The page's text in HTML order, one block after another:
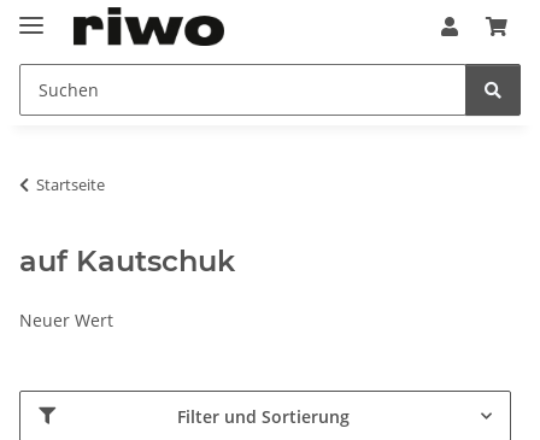
Startseite
auf Kautschuk
Neuer Wert
Filter und Sortierung